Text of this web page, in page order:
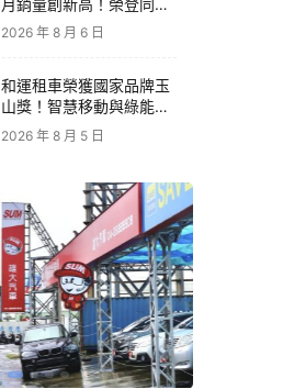
進口車銷售亞軍｜79.9萬
2026 年 8 月 6 日
和運租車榮獲國家品牌玉
山獎！智慧移動與綠能創
新 打造低碳永續新價值
2026 年 8 月 5 日